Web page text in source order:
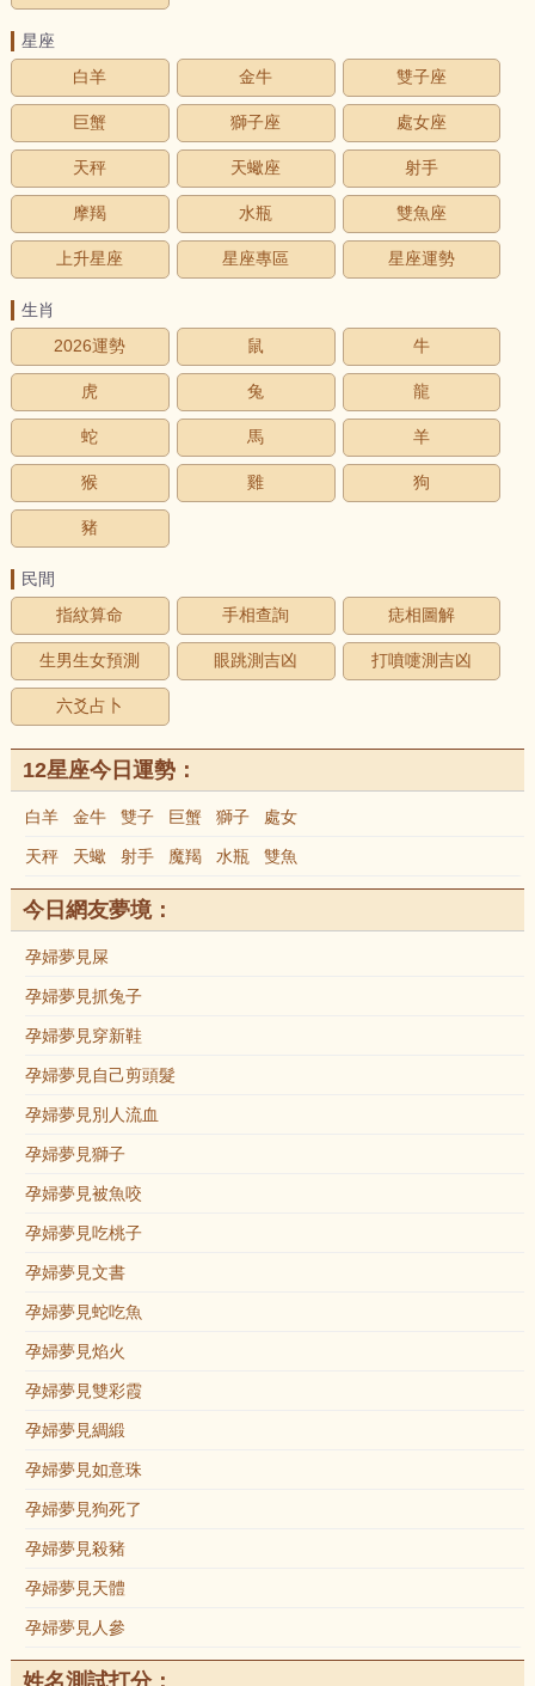
星座
白羊
金牛 雙子座
巨蟹 獅子座 處女座
天秤 天蠍座 射手
摩羯 水瓶 雙魚座
上升星座 星座專區 星座運勢
生肖
2026運勢
鼠 牛
虎 兔 龍
蛇 馬 羊
猴 雞 狗
豬
民間
指紋算命
手相查詢 痣相圖解
生男生女預測 眼跳測吉凶 打噴嚏測吉凶
六爻占卜
12星座今日運勢：
白羊 金牛 雙子 巨蟹 獅子 處女
天秤 天蠍 射手 魔羯 水瓶 雙魚
今日網友夢境：
孕婦夢見屎
孕婦夢見抓兔子
孕婦夢見穿新鞋
孕婦夢見自己剪頭髮
孕婦夢見別人流血
孕婦夢見獅子
孕婦夢見被魚咬
孕婦夢見吃桃子
孕婦夢見文書
孕婦夢見蛇吃魚
孕婦夢見焰火
孕婦夢見雙彩霞
孕婦夢見綢緞
孕婦夢見如意珠
孕婦夢見狗死了
孕婦夢見殺豬
孕婦夢見天體
孕婦夢見人參
姓名測試打分：